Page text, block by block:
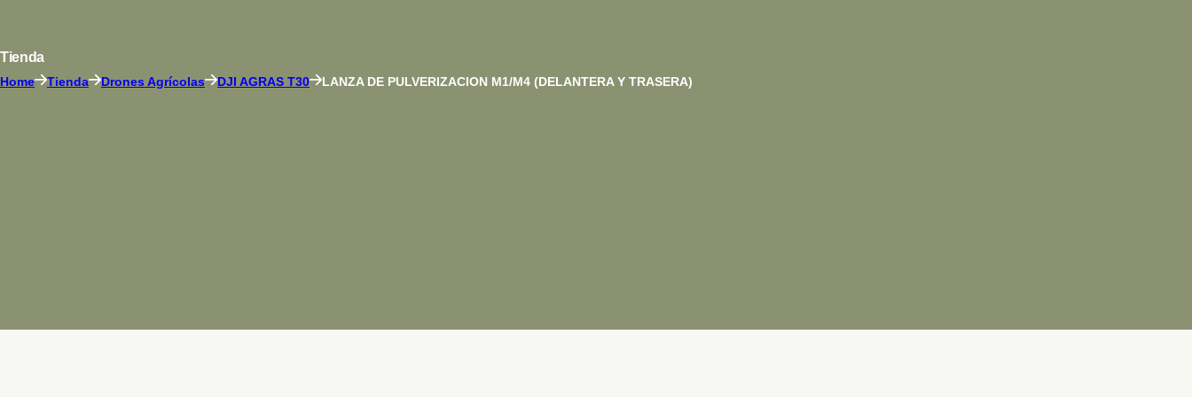
Tienda
Home Tienda Drones Agrícolas DJI AGRAS T30 LANZA DE PULVERIZACION M1/M4 (DELANTERA Y TRASERA)